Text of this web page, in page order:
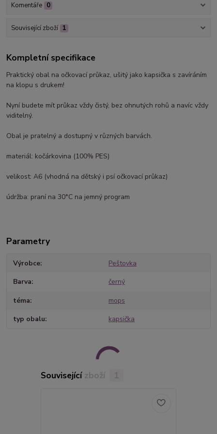
Komentáře 0
Související zboží 1
Kompletní specifikace
Praktický obal na očkovací průkaz, ušitý jako kapsička s zavíráním
na klopu s drukem!
Nyní budete mít průkaz vždy čistý, bez ohnutých rohů a navíc vždy
viditelný.
Obal je pratelný a dostupný v různých barvách.
materiál: kočárkovina (100% PES)
velikost: A6 (vhodná na dětský i psí očkovací průkaz)
údržba: praní na 30°C na jemný program
Parametry
Výrobce Peštovka
Barva černý
téma mops
typ obalu kapsička
Související zboží